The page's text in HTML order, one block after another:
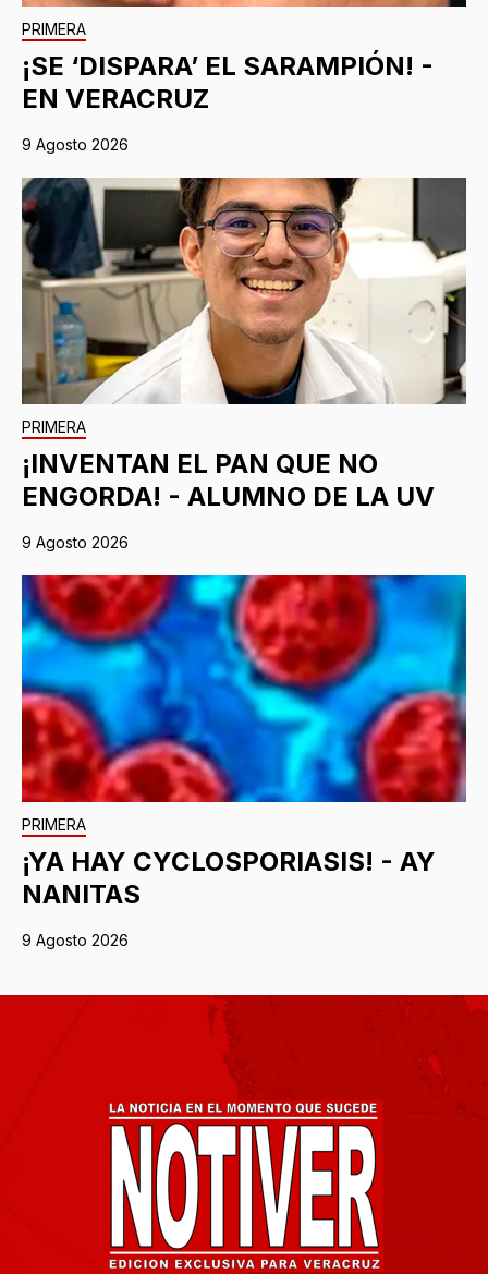
PRIMERA
¡SE ‘DISPARA’ EL SARAMPIÓN! -
EN VERACRUZ
9 Agosto 2026
PRIMERA
¡INVENTAN EL PAN QUE NO
ENGORDA! - ALUMNO DE LA UV
9 Agosto 2026
PRIMERA
¡YA HAY CYCLOSPORIASIS! - AY
NANITAS
9 Agosto 2026